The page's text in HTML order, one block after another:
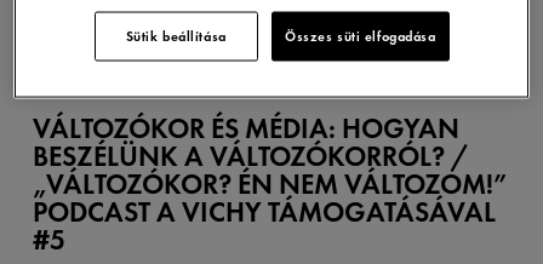
VÁLTOZÓKOR ÉS MÉDIA: HOGYAN
BESZÉLÜNK A VÁLTOZÓKORRÓL? /
„VÁLTOZÓKOR? ÉN NEM VÁLTOZOM!”
PODCAST A VICHY TÁMOGATÁSÁVAL
#5
Sütik beállítása Összes süti elfogadása